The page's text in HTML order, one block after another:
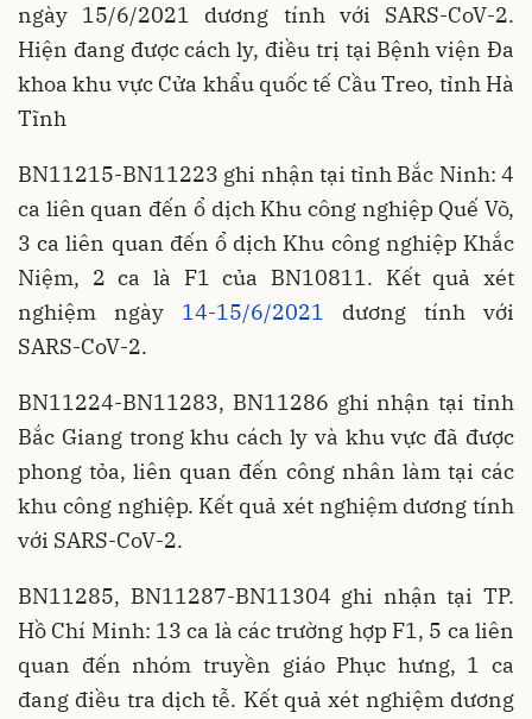
ngày 15/6/2021 dương tính với SARS-CoV-2.
Hiện đang được cách ly, điều trị tại Bệnh viện Đa
khoa khu vực Cửa khẩu quốc tế Cầu Treo, tỉnh Hà
Tĩnh
BN11215-BN11223 ghi nhận tại tỉnh Bắc Ninh: 4
ca liên quan đến ổ dịch Khu công nghiệp Quế Võ,
3 ca liên quan đến ổ dịch Khu công nghiệp Khắc
Niệm, 2 ca là F1 của BN10811. Kết quả xét
nghiệm ngày 14-15/6/2021 dương tính với
SARS-CoV-2.
BN11224-BN11283, BN11286 ghi nhận tại tỉnh
Bắc Giang trong khu cách ly và khu vực đã được
phong tỏa, liên quan đến công nhân làm tại các
khu công nghiệp. Kết quả xét nghiệm dương tính
với SARS-CoV-2.
BN11285, BN11287-BN11304 ghi nhận tại TP.
Hồ Chí Minh: 13 ca là các trường hợp F1, 5 ca liên
quan đến nhóm truyền giáo Phục hưng, 1 ca
đang điều tra dịch tễ. Kết quả xét nghiệm dương